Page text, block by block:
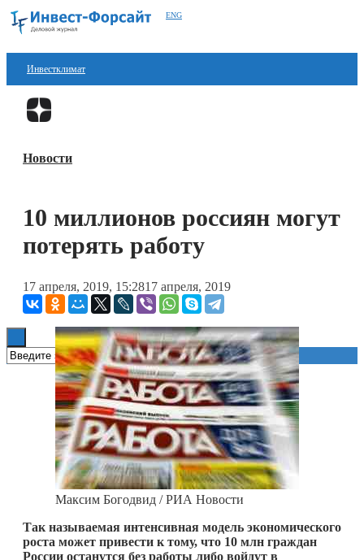
ENG
Инвестклимат
Финансы
Блокчейн
Книги
Новости
10 миллионов россиян могут
потерять работу
17 апреля, 2019, 15:2817 апреля, 2019
Максим Богодвид / РИА Новости
Так называемая интенсивная модель экономического
роста может привести к тому, что 10 млн граждан
России останутся без работы либо войдут в